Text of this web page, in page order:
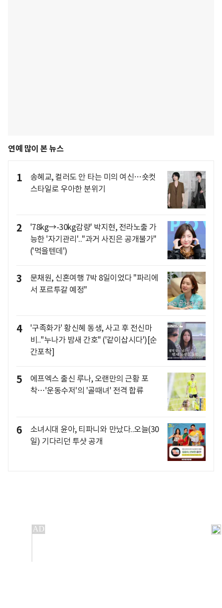
연예 많이 본 뉴스
1
송혜교, 컬러도 안 타는 미의 여신…숏컷
스타일로 우아한 분위기
2
'78kg→-30kg감량' 박지현, 전라노출 가
능한 '자기관리'.."과거 사진은 공개불가"
('먹을텐데')
3
문채원, 신혼여행 7박 8일이었다 "파리에
서 포르투갈 예정"
4
'구족화가' 황신혜 동생, 사고 후 전신마
비.."누나가 밤새 간호" ('같이삽시다')[순
간포착]
5
에프엑스 출신 루나, 오랜만의 근황 포
착…'운동수저'의 '골때녀' 전격 합류
6
소녀시대 윤아, 티파니와 만났다..오늘(30
일) 기다리던 투샷 공개